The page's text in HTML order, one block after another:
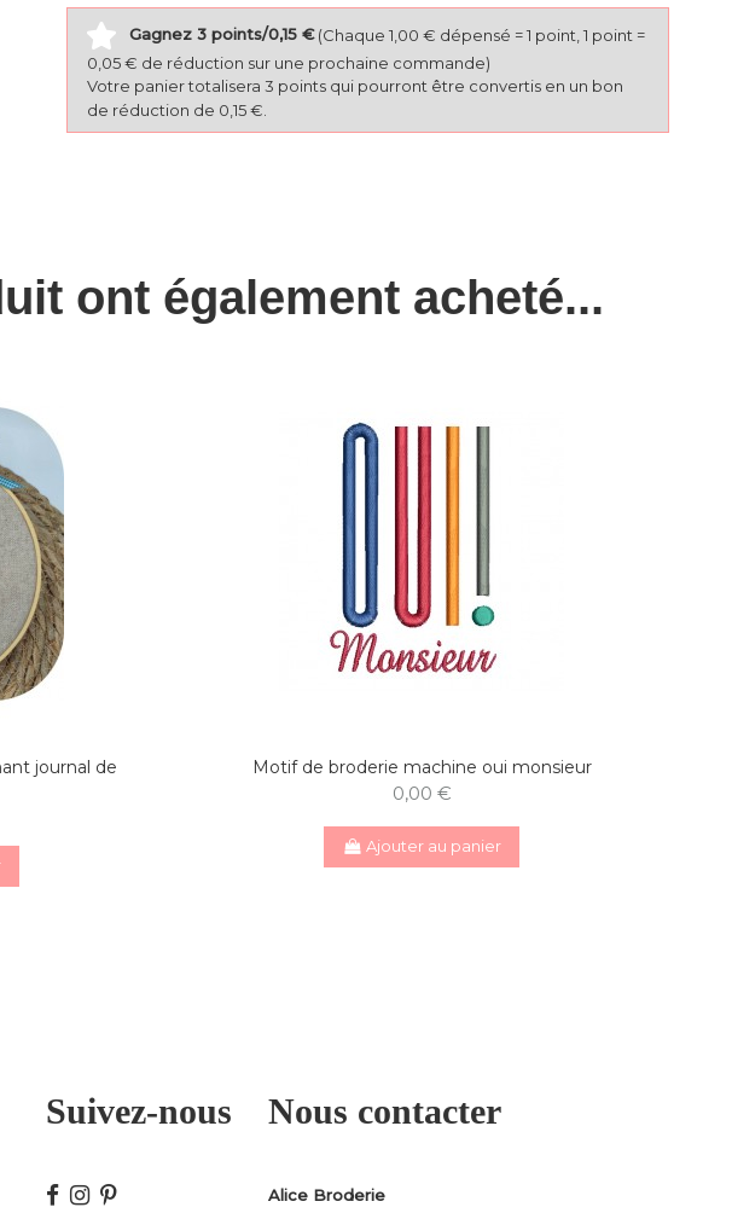
Gagnez 3 points/0,15 € (Chaque 1,00 € dépensé = 1 point, 1 point =
0,05 € de réduction sur une prochaine commande)
Votre panier totalisera 3 points qui pourront être convertis en un bon
de réduction de 0,15 €.
ont également acheté...
journal de
Motif de broderie machine oui monsieur
0,00 €
Ajouter au panier
Nous contacter
Alice Broderie
Suivez-nous